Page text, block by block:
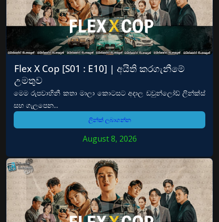
Flex X Cop [S01 : E10] | අයිති කරගැනීමේ
උමතුව
මෙම රුපවාහිනී කතා මාලා කොටසට අදාල ඩවුන්ලෝඩ් ලින්ක්ස්
සහ ගැලපෙන...
ලින්ක් ලබාගන්න
August 8, 2026